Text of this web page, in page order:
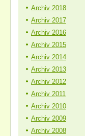
Archiv 2018
Archiv 2017
Archiv 2016
Archiv 2015
Archiv 2014
Archiv 2013
Archiv 2012
Archiv 2011
Archiv 2010
Archiv 2009
Archiv 2008